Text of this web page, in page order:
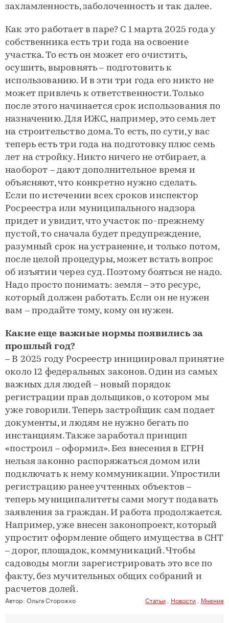
захламленность, заболоченность и так далее.
Как это работает в паре? С 1 марта 2025 года у
собственника есть три года на освоение
участка. То есть он может его очистить,
осушить, выровнять – подготовить к
использованию. И в эти три года его никто не
может привлечь к ответственности. Только
после этого начинается срок использования по
назначению. Для ИЖС, например, это семь лет
на строительство дома. То есть, по сути, у вас
теперь есть три года на подготовку плюс семь
лет на стройку. Никто ничего не отбирает, а
наоборот – дают дополнительное время и
объясняют, что конкретно нужно сделать.
Если по истечении всех сроков инспектор
Росреестра или муниципального надзора
придет и увидит, что участок по-прежнему
пустой, то сначала будет предупреждение,
разумный срок на устранение, и только потом,
после целой процедуры, может встать вопрос
об изъятии через суд. Поэтому бояться не надо.
Надо просто понимать: земля – это ресурс,
который должен работать. Если он не нужен
вам – продайте тому, кому он нужен.
Какие еще важные нормы появились за
прошлый год?
– В 2025 году Росреестр инициировал принятие
около 12 федеральных законов. Один из самых
важных для людей – новый порядок
регистрации прав дольщиков, о котором мы
уже говорили. Теперь застройщик сам подает
документы, и людям не нужно бегать по
инстанциям. Также заработал принцип
«построил – оформил». Без внесения в ЕГРН
нельзя законно распоряжаться домом или
подключать к нему коммуникации. Упростили
регистрацию ранее учтенных объектов –
теперь муниципалитеты сами могут подавать
заявления за граждан. И работа продолжается.
Например, уже внесен законопроект, который
упростит оформление общего имущества в СНТ
– дорог, площадок, коммуникаций. Чтобы
садоводы могли зарегистрировать это все по
факту, без мучительных общих собраний и
расчетов долей.
Автор: Ольга Сторожко Статьи Новости Мнение